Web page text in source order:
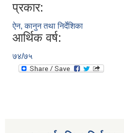
प्रकार:
ऐन, कानुन तथा निर्देशिका
आर्थिक वर्ष:
७४/७५